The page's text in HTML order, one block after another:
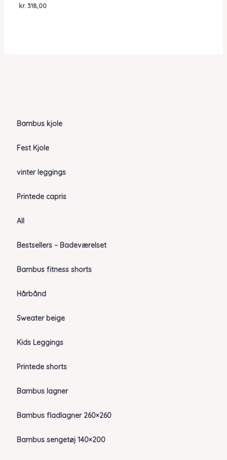
Bambus kjole
Fest Kjole
vinter leggings
Printede capris
All
Bestsellers – Badeværelset
Bambus fitness shorts
Hårbånd
Sweater beige
Kids Leggings
Printede shorts
Bambus lagner
Bambus fladlagner 260×260
Bambus sengetøj 140×200
kr. 318,00